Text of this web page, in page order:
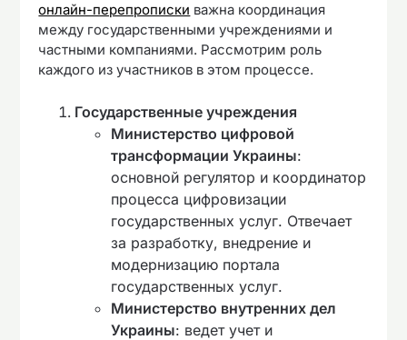
онлайн-перепрописки важна координация
между государственными учреждениями и
частными компаниями. Рассмотрим роль
каждого из участников в этом процессе.
Государственные учреждения
Министерство цифровой
трансформации Украины:
основной регулятор и координатор
процесса цифровизации
государственных услуг. Отвечает
за разработку, внедрение и
модернизацию портала
государственных услуг.
Министерство внутренних дел
Украины: ведет учет и